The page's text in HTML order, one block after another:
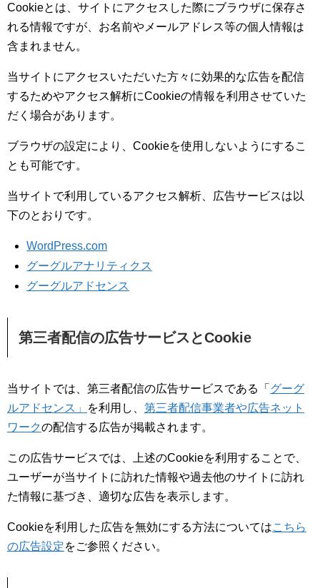
Cookieとは、サイトにアクセスした際にブラウザに保存さ
れる情報ですが、お名前やメールアドレス等の個人情報は
含まれません。
当サイトにアクセスいただいた方々に効果的な広告を配信
するためやアクセス解析にCookieの情報を利用させていた
だく場合があります。
ブラウザの設定により、Cookieを使用しないようにするこ
とも可能です。
当サイトで利用しているアクセス解析、広告サービスは以
下のとおりです。
WordPress.com
グーグルアナリティクス
グーグルアドセンス
第三者配信の広告サービスとCookie
当サイトでは、第三者配信の広告サービスである「 グーグ
ルアドセンス」
を利用し、 第三者配信事業者や広告ネット
ワークの配信する広告が掲載されます。
この広告サービスでは、上述のCookieを利用することで、
ユーザーが当サイトに訪れた情報や過去他のサイトに訪れ
た情報に基づき、適切な広告を表示します。
Cookieを利用した広告を無効にする方法についてはこちら
の広告設定をご参照ください。